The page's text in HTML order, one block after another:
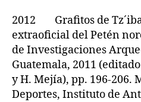
2012 Grafitos de
extraoficial del Petén
de Investigaciones
Guatemala, 2011
y H. Mejía), pp. 196-206.
Deportes, Instituto de